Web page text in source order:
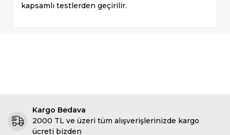
kapsamlı testlerden geçirilir.
Kargo Bedava
2000 TL ve üzeri tüm alışverişlerinizde kargo
ücreti bizden